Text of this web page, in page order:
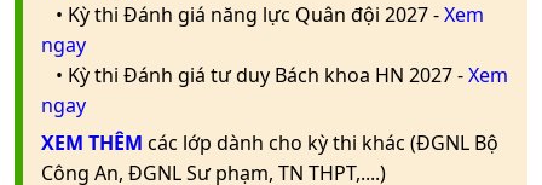
• Kỳ thi Đánh giá năng lực Quân đội 2027 -Xem
ngay
• Kỳ thi Đánh giá tư duy Bách khoa HN 2027 -Xem
ngay
XEM THÊM các lớp dành cho kỳ thi khác (ĐGNL Bộ
Công An, ĐGNL Sư phạm, TN THPT,....)